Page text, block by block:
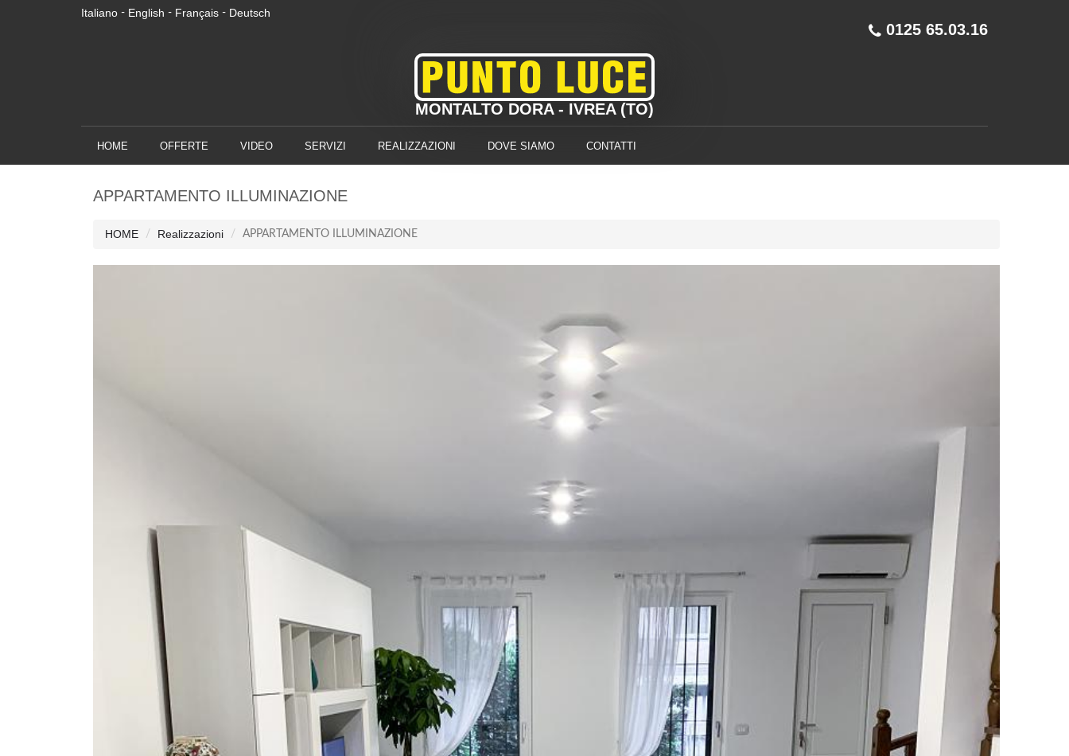
Italiano - English - Français - Deutsch
0125 65.03.16
MONTALTO DORA - IVREA (TO)
HOME OFFERTE VIDEO SERVIZI REALIZZAZIONI DOVE SIAMO CONTATTI
APPARTAMENTO ILLUMINAZIONE
HOME Realizzazioni APPARTAMENTO ILLUMINAZIONE